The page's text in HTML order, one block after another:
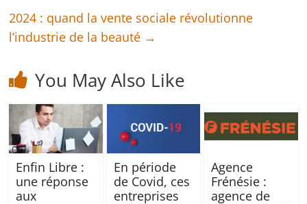
2024 : quand la vente sociale révolutionne
l’industrie de la beauté →
You May Also Like
Enfin Libre :
une réponse
aux
En période
de Covid, ces
entreprises
Agence
Frénésie :
agence de